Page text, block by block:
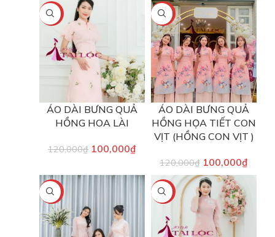
-17%
ÁO DÀI BƯNG QUẢ
HỒNG HOA LÀI
120,000₫ 100,000₫
-17%
ÁO DÀI BƯNG QUẢ
HỒNG HỌA TIẾT CON
VỊT (HỒNG CON VỊT )
120,000₫ 100,000₫
-17% -17%